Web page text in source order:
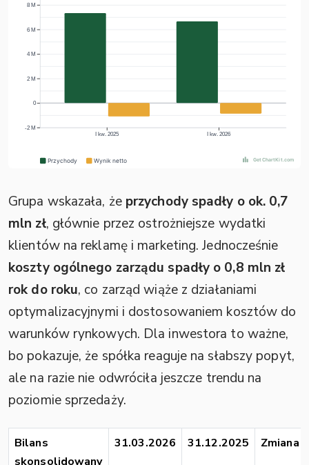
Grupa wskazała, że przychody spadły o ok. 0,7
mln zł, głównie przez ostrożniejsze wydatki
klientów na reklamę i marketing. Jednocześnie
koszty ogólnego zarządu spadły o 0,8 mln zł
rok do roku, co zarząd wiąże z działaniami
optymalizacyjnymi i dostosowaniem kosztów do
warunków rynkowych. Dla inwestora to ważne,
bo pokazuje, że spółka reaguje na słabszy popyt,
ale na razie nie odwróciła jeszcze trendu na
poziomie sprzedaży.
Bilans
skonsolidowany
31.03.2026 31.12.2025 Zmiana